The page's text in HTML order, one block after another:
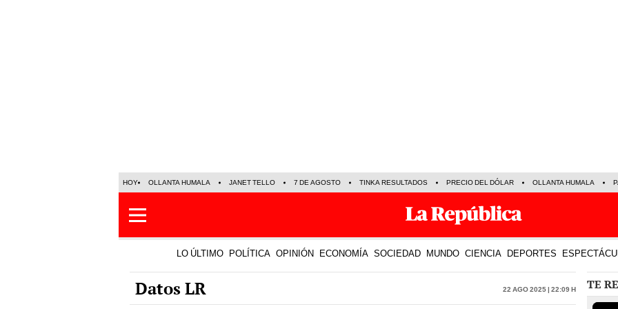
HOY OLLANTA HUMALA JANET TELLO 7 DE AGOSTO TINKA RESULTADOS PRECIO DEL DÓLAR OLLANTA HUMALA
LO ÚLTIMO POLÍTICA OPINIÓN ECONOMÍA SOCIEDAD MUNDO CIENCIA DEPORTES
Datos LR 22 Ago 2025 | 22:09 h TE